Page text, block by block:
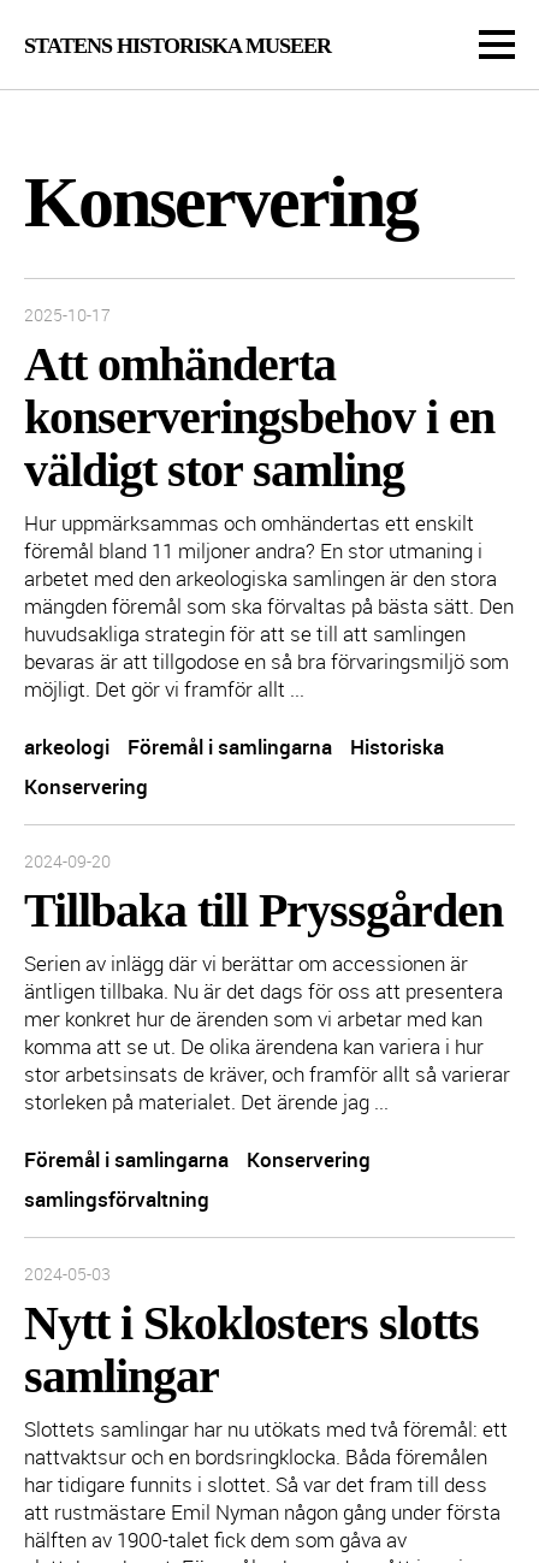
STATENS HISTORISKA MUSEER
Konserverin­g
Inlägget publicerades:
2025-10-17
Att omhänderta
konserveringsbehov i en
väldigt stor samling
Hur uppmärksammas och omhändertas ett enskilt
föremål bland 11 miljoner andra? En stor utmaning i
arbetet med den arkeologiska samlingen är den stora
mängden föremål som ska förvaltas på bästa sätt. Den
huvudsakliga strategin för att se till att samlingen
bevaras är att tillgodose en så bra förvaringsmiljö som
möjligt. Det gör vi framför allt ...
arkeologi Föremål i samlingarna
Historiska
Konservering
Inlägget publicerades:
2024-09-20
Tillbaka till Pryssgården
Serien av inlägg där vi berättar om accessionen är
äntligen tillbaka. Nu är det dags för oss att presentera
mer konkret hur de ärenden som vi arbetar med kan
komma att se ut. De olika ärendena kan variera i hur
stor arbetsinsats de kräver, och framför allt så varierar
storleken på materialet. Det ärende jag ...
Föremål i samlingarna
Konservering
samlingsförvaltning
Inlägget publicerades:
2024-05-03
Nytt i Skoklosters slotts
samlingar
Slottets samlingar har nu utökats med två föremål: ett
nattvaktsur och en bordsringklocka. Båda föremålen
har tidigare funnits i slottet. Så var det fram till dess
att rustmästare Emil Nyman någon gång under första
hälften av 1900-talet fick dem som gåva av